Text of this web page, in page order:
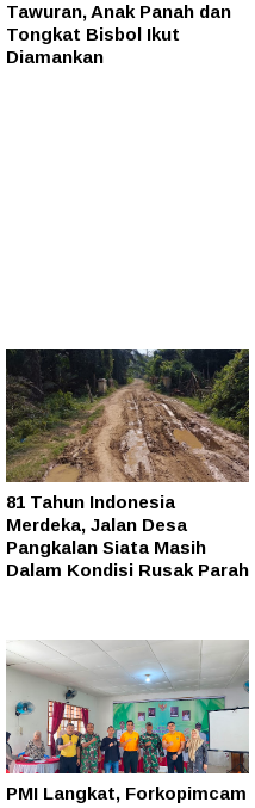
Tawuran, Anak Panah dan
Tongkat Bisbol Ikut
Diamankan
81 Tahun Indonesia
Merdeka, Jalan Desa
Pangkalan Siata Masih
Dalam Kondisi Rusak Parah
PMI Langkat, Forkopimcam